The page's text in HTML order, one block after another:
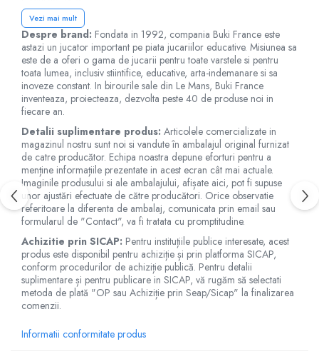
Jucarii motrice pentru bebelusi
Saltele de activitati pentru bebe
Jucarii de sortat
Jucarii muzicale bebelusi
Puzzle bebelusi
Varsta recomandata de producator: 5 ani +
Avertismente!
Va rugam sa cititi cu atentie si sa respectati instructiunile de utilizare
şi siguranta!
Nerespectarea avertismentelor, instructiunilor si recomandarilor de
siguranta poate cauza diverse pericole.
A se utiliza sub supravegherea unui adult.
Pentru copiii mai mari de 5 ani!
Nu este potrivit pentru copiii mai mici de 36 de luni, datorita
partilor mici continute, care pot fi inghitite!
Pericol de sufocare!
Culorile si continutul pot varia usor de la o jucarie la alta!
Vezi mai mult
Despre brand: Fondata in 1992, compania Buki France este
astazi un jucator important pe piata jucariilor educative. Misiunea sa
este de a oferi o gama de jucarii pentru toate varstele si pentru
toata lumea, inclusiv stiintifice, educative, arta-indemanare si sa
inoveze constant. In birourile sale din Le Mans, Buki France
inventeaza, proiecteaza, dezvolta peste 40 de produse noi in
fiecare an.
Detalii suplimentare produs: Articolele comercializate in
magazinul nostru sunt noi si vandute în ambalajul original furnizat
de catre producător. Echipa noastra depune eforturi pentru a
menține informațiile prezentate in acest ecran cât mai actuale.
Imaginile produsului si ale ambalajului, afișate aici, pot fi supuse
unor ajustări efectuate de către producători. Orice observatie
referitoare la diferenta de ambalaj, comunicata prin email sau
formularul de "Contact", va fi tratata cu promptitudine.
Achizitie prin SICAP: Pentru instituțiile publice interesate, acest
produs este disponibil pentru achiziție și prin platforma SICAP,
conform procedurilor de achiziție publică. Pentru detalii
suplimentare și pentru publicare in SICAP, vă rugăm să selectati
metoda de plată "OP sau Achiziție prin Seap/Sicap" la finalizarea
comenzii.
Informatii conformitate produs